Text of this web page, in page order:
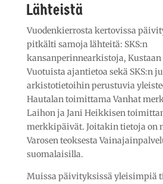
Lähteistä
Vuodenkierrosta kertovissa
pitkälti samoja lähteitä: SKS:n
kansanperinnearkistoja,
Vuotuista ajantietoa sekä SKS:n
arkistotietoihin perustuvia
Hautalan toimittama Vanhat
Laihon ja Jani Heikkisen
merkkipäivät. Joitakin tietoja on
Varosen teoksesta
suomalaisilla.
Muissa päivityksissä yleisimpiä